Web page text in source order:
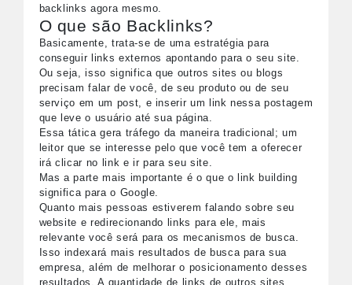
backlinks agora mesmo.
O que são Backlinks?
Basicamente, trata-se de uma estratégia para
conseguir links externos apontando para o seu site.
Ou seja, isso significa que outros sites ou blogs
precisam falar de você, de seu produto ou de seu
serviço em um post, e inserir um link nessa postagem
que leve o usuário até sua página.
Essa tática gera tráfego da maneira tradicional; um
leitor que se interesse pelo que você tem a oferecer
irá clicar no link e ir para seu site.
Mas a parte mais importante é o que o link building
significa para o Google.
Quanto mais pessoas estiverem falando sobre seu
website e redirecionando links para ele, mais
relevante você será para os mecanismos de busca.
Isso indexará mais resultados de busca para sua
empresa, além de melhorar o posicionamento desses
resultados. A quantidade de links de outros sites